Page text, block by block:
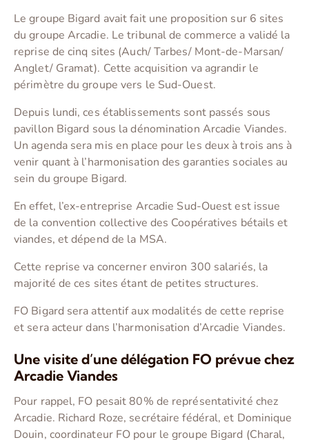
Le groupe Bigard avait fait une proposition sur 6 sites
du groupe Arcadie. Le tribunal de commerce a validé la
reprise de cinq sites (Auch/ Tarbes/ Mont-de-Marsan/
Anglet/ Gramat). Cette acquisition va agrandir le
périmètre du groupe vers le Sud-Ouest.
Depuis lundi, ces établissements sont passés sous
pavillon Bigard sous la dénomination Arcadie Viandes.
Un agenda sera mis en place pour les deux à trois ans à
venir quant à l’harmonisation des garanties sociales au
sein du groupe Bigard.
En effet, l’ex-entreprise Arcadie Sud-Ouest est issue
de la convention collective des Coopératives bétails et
viandes, et dépend de la MSA.
Cette reprise va concerner environ 300 salariés, la
majorité de ces sites étant de petites structures.
FO Bigard sera attentif aux modalités de cette reprise
et sera acteur dans l’harmonisation d’Arcadie Viandes.
Une visite d’une délégation FO prévue chez
Arcadie Viandes
Pour rappel, FO pesait 80% de représentativité chez
Arcadie. Richard Roze, secrétaire fédéral, et Dominique
Douin, coordinateur FO pour le groupe Bigard (Charal,